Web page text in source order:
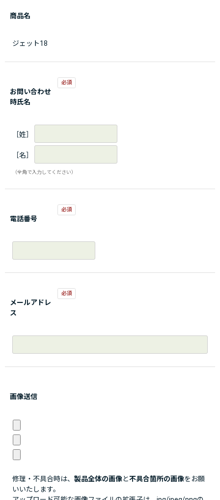
商品名
ジェット18
お問い合わせ
時氏名
［姓］
［名］
（全角で入力してください）
電話番号
メールアドレ
ス
画像送信
修理・不具合時は、 製品全体の画像と不具合箇所の画像をお願
いいたします。